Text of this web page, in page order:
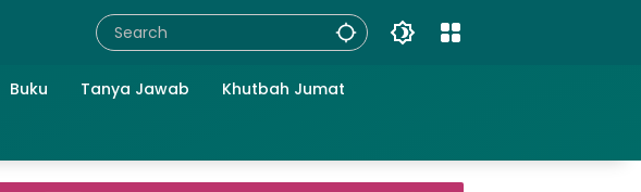
Buku Tanya Jawab Khutbah Jumat